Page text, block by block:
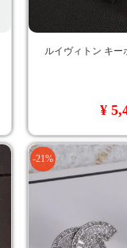
ルイヴィトン キー
¥
-21%